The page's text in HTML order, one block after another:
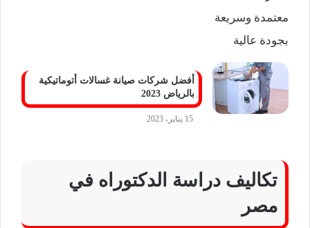
أفضل شركات صيانة غسالات أتوماتيكية
بالرياض 2023
15 يناير، 2023
تكاليف دراسة الدكتوراه في
مصر